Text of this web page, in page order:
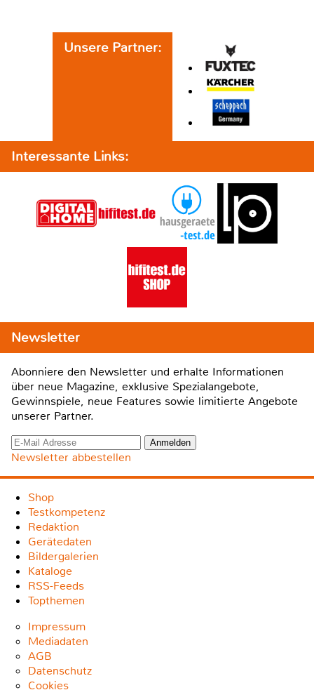
Unsere Partner:
Interessante Links:
Newsletter
Abonniere den Newsletter und erhalte Informationen
über neue Magazine, exklusive Spezialangebote,
Gewinnspiele, neue Features sowie limitierte Angebote
unserer Partner.
Newsletter abbestellen
Shop
Testkompetenz
Redaktion
Gerätedaten
Bildergalerien
Kataloge
RSS-Feeds
Topthemen
Impressum
Mediadaten
AGB
Datenschutz
Cookies